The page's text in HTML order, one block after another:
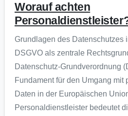
Worauf achten
Grundlagen des Datenschutzes
DSGVO als zentrale
Datenschutz-Grundverordnung
Fundament für den Umgang mit
Daten in der Europäischen
Personaldienstleister bedeutet